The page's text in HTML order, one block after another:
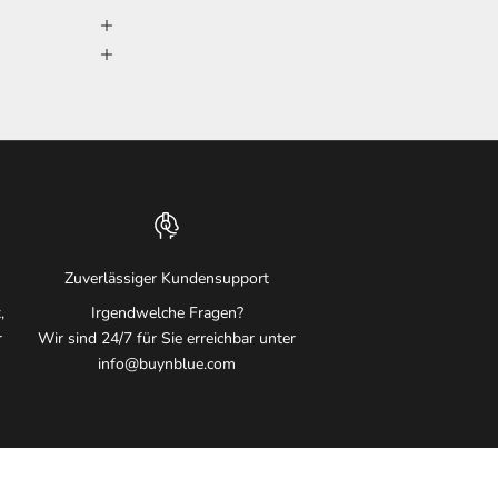
Zuverlässiger Kundensupport
Irgendwelche Fragen?
Wir sind 24/7 für Sie erreichbar unter
info@buynblue.com